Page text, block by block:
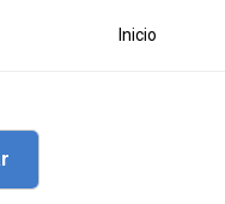
Inicio